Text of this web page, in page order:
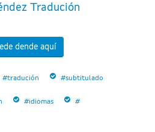
Tradución
dende aquí
#tradución #subtitulado
#idiomas #